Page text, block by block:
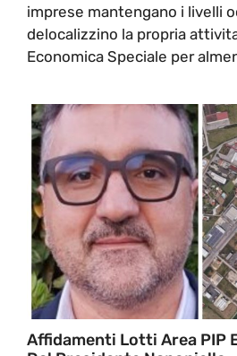
imprese mantengano i livelli
delocalizzino la propria
Economica Speciale per
Affidamenti Lotti Area PIP